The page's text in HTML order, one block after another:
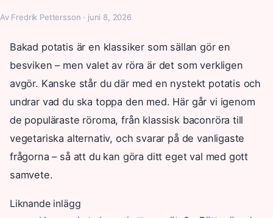
Av Fredrik Pettersson · juni 8, 2026
Bakad potatis är en klassiker som sällan gör en
besviken – men valet av röra är det som verkligen
avgör. Kanske står du där med en nystekt potatis och
undrar vad du ska toppa den med. Här går vi igenom
de populäraste röroma, från klassisk baconröra till
vegetariska alternativ, och svarar på de vanligaste
frågorna – så att du kan göra ditt eget val med gott
samvete.
Liknande inlägg